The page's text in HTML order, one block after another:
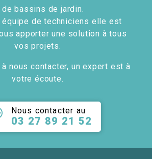
bassins de jardin.
équipe de techniciens elle est
apporter une solution à tous
vos projets.
nous contacter, un expert est à
votre écoute.
Nous contacter au
03 27 89 21 52